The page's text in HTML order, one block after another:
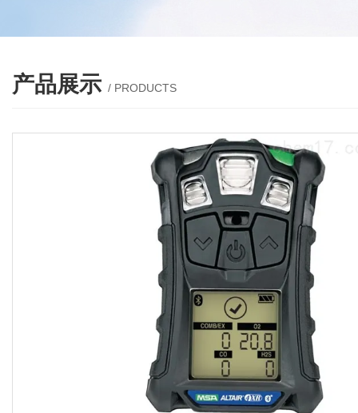
产品展示 / PRODUCTS